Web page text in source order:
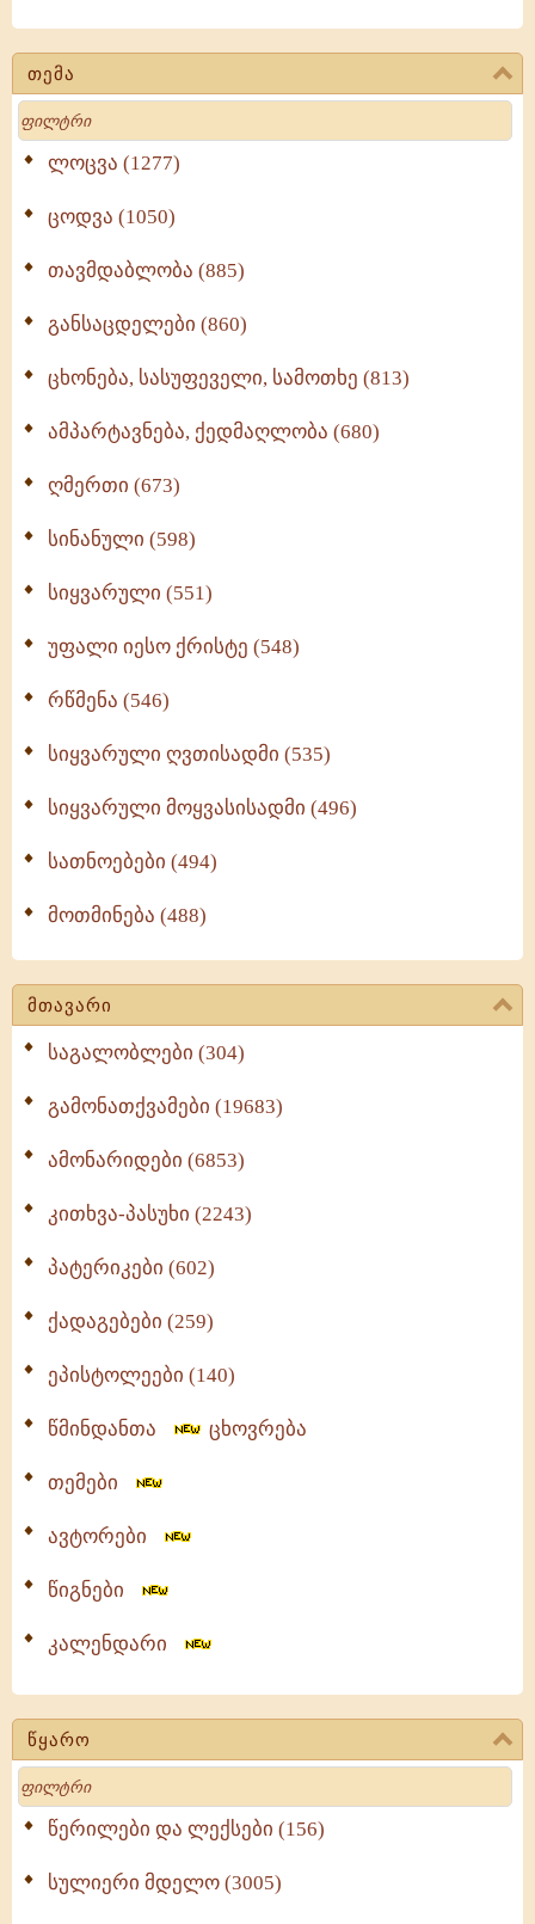
თემა
Search
ლოცვა (1277)
ცოდვა (1050)
თავმდაბლობა (885)
განსაცდელები (860)
ცხონება, სასუფეველი, სამოთხე (813)
ამპარტავნება, ქედმაღლობა (680)
ღმერთი (673)
სინანული (598)
სიყვარული (551)
უფალი იესო ქრისტე (548)
რწმენა (546)
სიყვარული ღვთისადმი (535)
სიყვარული მოყვასისადმი (496)
სათნოებები (494)
მოთმინება (488)
მთავარი
საგალობლები (304)
გამონათქვამები (19683)
ამონარიდები (6853)
კითხვა-პასუხი (2243)
პატერიკები (602)
ქადაგებები (259)
ეპისტოლეები (140)
წმინდანთა ცხოვრება
თემები
ავტორები
წიგნები
კალენდარი
წყარო
Search
წერილები და ლექსები (156)
სულიერი მდელო (3005)